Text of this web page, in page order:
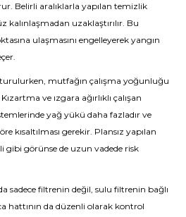
Belirli aralıklarla yapılan temizlik
kalınlaşmadan uzaklaştırılır. Bu
ulaşmasını engelleyerek yangın
mutfağın çalışma yoğunluğu
ve ızgara ağırlıklı çalışan
yağ yükü daha fazladır ve
kısaltılması gerekir. Plansız yapılan
gibi görünse de uzun vadede risk
sadece filtrenin değil, sulu filtrenin bağlı
hattının da düzenli olarak kontrol